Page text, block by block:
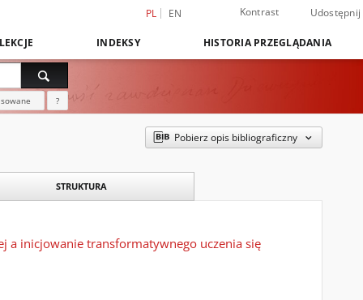
PL EN Kontrast Udostępnij
INDEKSY HISTORIA PRZEGLĄDANIA
?
Pobierz opis bibliograficzny
STRUKTURA
a inicjowanie transformatywnego uczenia się